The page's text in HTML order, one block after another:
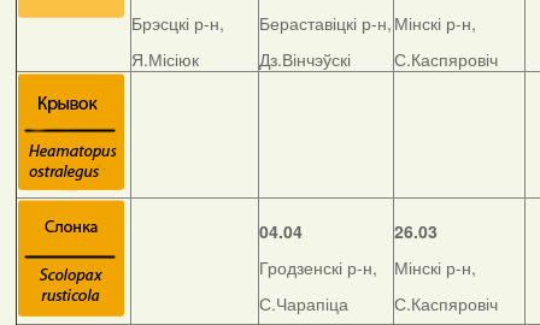
Брэсцкі р-н,
Я.Місіюк
Бераставіцкі р-н,
Дз.Вінчэўскі
Мінскі р-н,
С.Каспяровіч
04.04
Гродзенскі р-н,
С.Чарапіца
26.03
Мінскі р-н,
С.Каспяровіч